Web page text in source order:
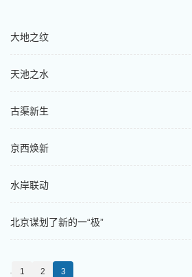
大地之纹
天池之水
古渠新生
京西焕新
水岸联动
北京谋划了新的一“极”
1 2 3